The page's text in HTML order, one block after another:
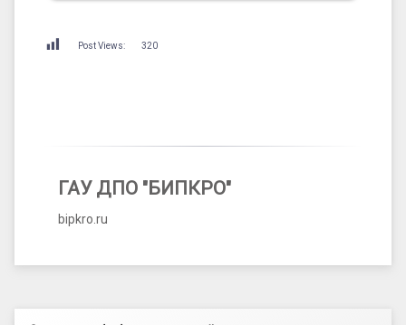
Post Views: 320
ГАУ ДПО "БИПКРО"
bipkro.ru